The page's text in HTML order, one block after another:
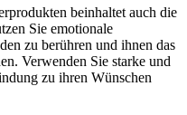
beinhaltet auch die
Sie⁢ emotionale
zu berühren und ihnen das
Verwenden Sie starke und⁣
zu ihren Wünschen